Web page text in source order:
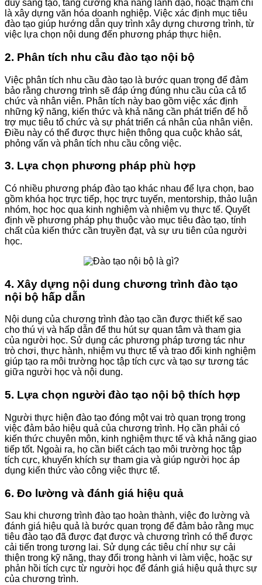
duy sáng tạo, tăng cường khả năng lãnh đạo, hoặc thậm chí
là xây dựng văn hóa doanh nghiệp. Việc xác định mục tiêu
đào tạo giúp hướng dẫn quy trình xây dựng chương trình, từ
việc lựa chọn nội dung đến phương pháp thực hiện.
2. Phân tích nhu cầu đào tạo nội bộ
Việc phân tích nhu cầu đào tạo là bước quan trọng để đảm
bảo rằng chương trình sẽ đáp ứng đúng nhu cầu của cả tổ
chức và nhân viên. Phân tích này bao gồm việc xác định
những kỹ năng, kiến thức và khả năng cần phát triển để hỗ
trợ mục tiêu tổ chức và sự phát triển cá nhân của nhân viên.
Điều này có thể được thực hiện thông qua cuộc khảo sát,
phỏng vấn và phân tích nhu cầu công việc.
3. Lựa chọn phương pháp phù hợp
Có nhiều phương pháp đào tạo khác nhau để lựa chọn, bao
gồm khóa học trực tiếp, học trực tuyến, mentorship, thảo luận
nhóm, học học qua kinh nghiệm và nhiệm vụ thực tế. Quyết
định về phương pháp phụ thuộc vào mục tiêu đào tạo, tính
chất của kiến thức cần truyền đạt, và sự ưu tiên của người
học.
4. Xây dựng nội dung chương trình đào tạo
nội bộ hấp dẫn
Nội dung của chương trình đào tạo cần được thiết kế sao
cho thú vị và hấp dẫn để thu hút sự quan tâm và tham gia
của người học. Sử dụng các phương pháp tương tác như
trò chơi, thực hành, nhiệm vụ thực tế và trao đổi kinh nghiệm
giúp tạo ra môi trường học tập tích cực và tạo sự tương tác
giữa người học và nội dung.
5. Lựa chọn người đào tạo nội bộ thích hợp
Người thực hiện đào tạo đóng một vai trò quan trọng trong
việc đảm bảo hiệu quả của chương trình. Họ cần phải có
kiến thức chuyên môn, kinh nghiệm thực tế và khả năng giao
tiếp tốt. Ngoài ra, họ cần biết cách tạo môi trường học tập
tích cực, khuyến khích sự tham gia và giúp người học áp
dụng kiến thức vào công việc thực tế.
6. Đo lường và đánh giá hiệu quả
Sau khi chương trình đào tạo hoàn thành, việc đo lường và
đánh giá hiệu quả là bước quan trọng để đảm bảo rằng mục
tiêu đào tạo đã được đạt được và chương trình có thể được
cải tiến trong tương lai. Sử dụng các tiêu chí như sự cải
thiện trong kỹ năng, thay đổi trong hành vi làm việc, hoặc sự
phản hồi tích cực từ người học để đánh giá hiệu quả thực sự
của chương trình.